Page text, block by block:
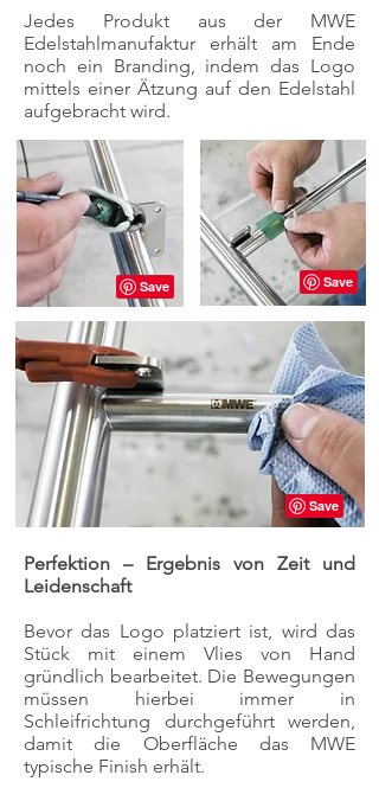
Perfektion – Ergebnis von Zeit und
Leidenschaft
Bevor das Logo platziert ist, wird das
Stück mit einem Vlies von Hand
gründlich bearbeitet. Die Bewegungen
müssen hierbei immer in
Schleifrichtung durchgeführt werden,
damit die Oberfläche das MWE
typische Finish erhält.
Jedes Produkt aus der MWE
Edelstahlmanufaktur erhält am Ende
noch ein Branding, indem das Logo
mittels einer Ätzung auf den Edelstahl
aufgebracht wird.